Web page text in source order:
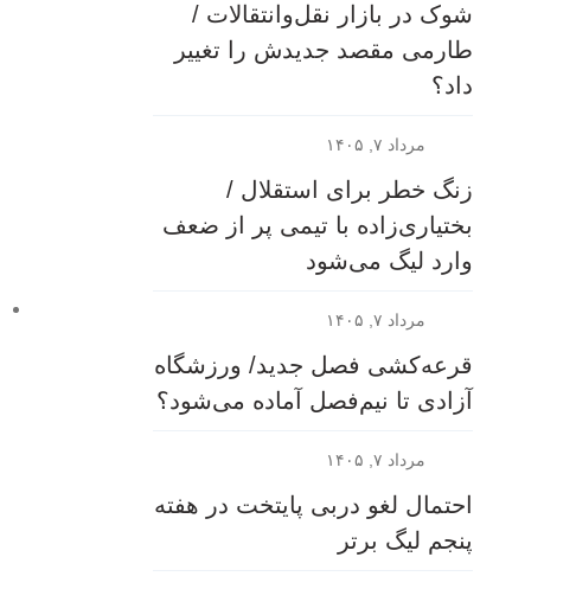
شوک در بازار نقل‌وانتقالات /
طارمی مقصد جدیدش را تغییر
داد؟
مرداد ۷, ۱۴۰۵
زنگ خطر برای استقلال /
بختیاری‌زاده با تیمی پر از ضعف
وارد لیگ می‌شود
مرداد ۷, ۱۴۰۵
قرعه‎‌کشی فصل جدید/ ورزشگاه
آزادی تا نیم‌فصل آماده می‌شود؟
مرداد ۷, ۱۴۰۵
احتمال لغو دربی پایتخت در هفته
پنجم لیگ برتر